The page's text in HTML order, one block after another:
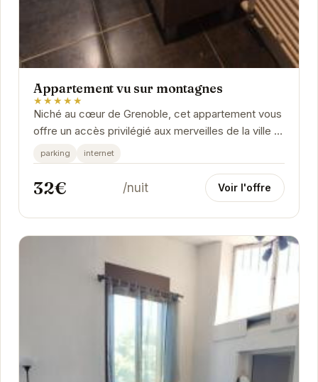
Appartement vu sur montagnes
★★★★★
Niché au cœur de Grenoble, cet appartement vous
offre un accès privilégié aux merveilles de la ville et
de ses environs.
parking internet
32€ /nuit Voir l'offre